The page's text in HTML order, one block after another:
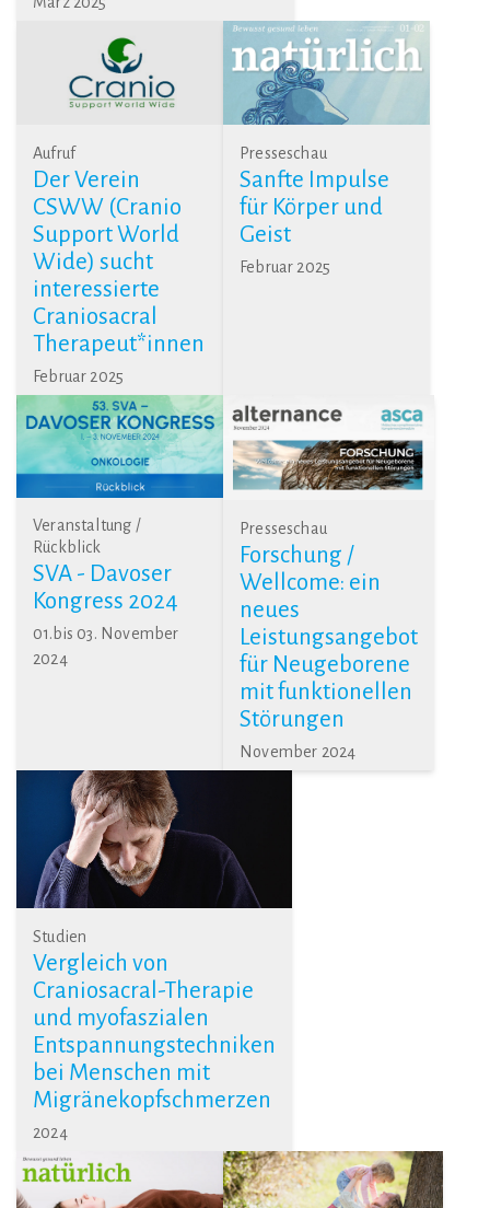
Aufruf
Der Verein
CSWW (Cranio
Support World
Wide) sucht
interessierte
Craniosacral
Therapeut*innen
Februar 2025
Presseschau
Sanfte Impulse
für Körper und
Geist
Februar 2025
Veranstaltung /
Rückblick
SVA - Davoser
Kongress 2024
01.bis 03. November
2024
Presseschau
Forschung /
Wellcome: ein
neues
Leistungsangebot
für Neugeborene
mit funktionellen
Störungen
November 2024
Studien
Vergleich von
Craniosacral-Therapie
und myofaszialen
Entspannungstechniken
bei Menschen mit
Migränekopfschmerzen
2024